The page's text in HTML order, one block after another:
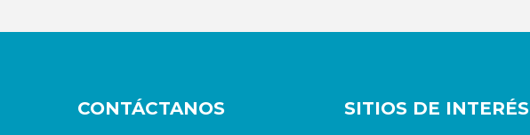
CONTÁCTANOS SITIOS DE INTERÉS